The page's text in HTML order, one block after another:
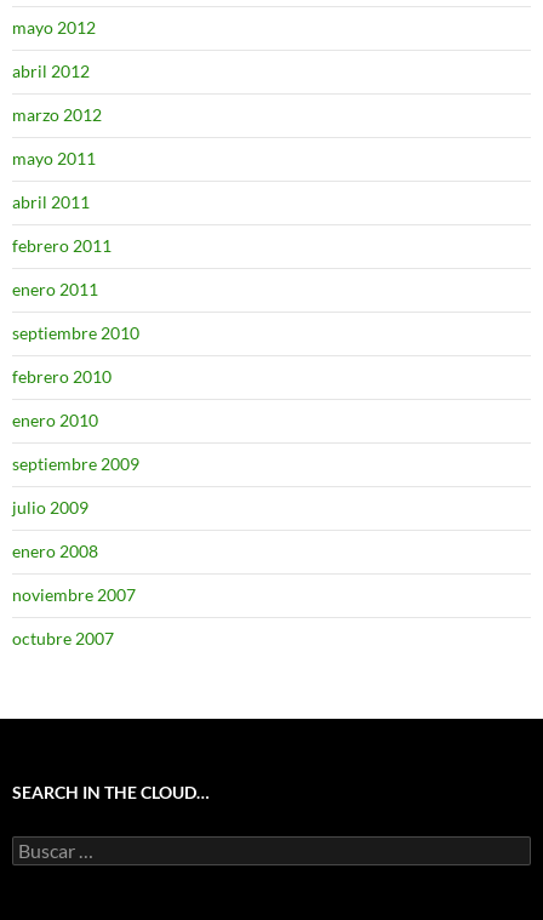
mayo 2012
abril 2012
marzo 2012
mayo 2011
abril 2011
febrero 2011
enero 2011
septiembre 2010
febrero 2010
enero 2010
septiembre 2009
julio 2009
enero 2008
noviembre 2007
octubre 2007
SEARCH IN THE CLOUD…
Buscar: